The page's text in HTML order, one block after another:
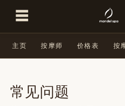
☰
主页 按摩师 价格表 按
常见问题